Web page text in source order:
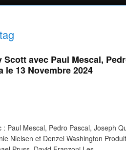
tag
Scott avec Paul Mescal,
le 13 Novembre 2024
Paul Mescal, Pedro Pascal, Joseph
Nielsen et Denzel Washington